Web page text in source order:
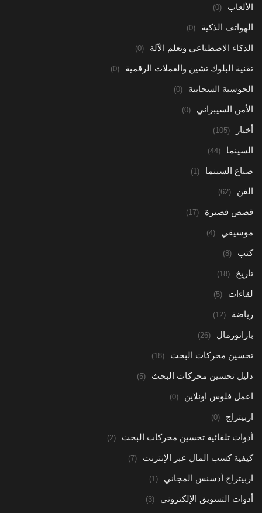
الألعاب (0)
الهواتف الذكية (0)
الذكاء الاصطناعي وتعلم الآلة (0)
تقنية البلوك تشين والعملات الرقمية (0)
الحوسبة السحابية (0)
الأمن السيبراني (0)
أخبار (105)
السينما (44)
صناع السينما (1)
الفن (62)
قصص قصيرة (17)
موسيقي (4)
كتب (8)
تاريخ (18)
لقاءات (5)
رياضة (12)
بارانورمال (26)
تحسين محركات البحث (18)
دليل تحسين محركات البحث (5)
اعمل فلوس اونلاين (0)
اربيتراج (0)
أدوات تلقائية تحسين محركات البحث (2)
كيفية كسب المال عبر الإنترنت (7)
اربيتراج أدسنس المجاني (1)
أدوات التسويق الإلكتروني (3)